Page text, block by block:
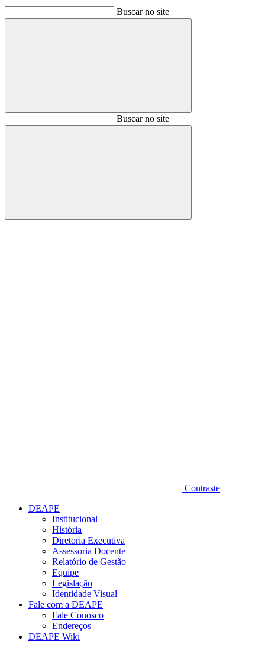
Buscar no site
BuscarBuscar no site
Buscar
Contraste
DEAPE
Institucional
História
Diretoria Executiva
Assessoria Docente
Relatório de Gestão
Equipe
Legislação
Identidade Visual
Fale com a DEAPE
Fale Conosco
Endereços
DEAPE Wiki